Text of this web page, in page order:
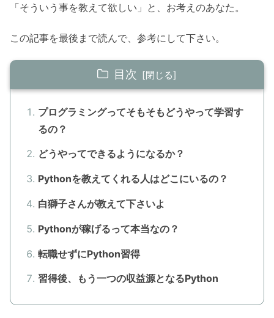
「そういう事を教えて欲しい」と、お考えのあなた。
この記事を最後まで読んで、参考にして下さい。
目次
プログラミングってそもそもどうやって学習す
るの？
どうやってできるようになるか？
Pythonを教えてくれる人はどこにいるの？
白獅子さんが教えて下さいよ
Pythonが稼げるって本当なの？
転職せずにPython習得
習得後、もう一つの収益源となるPython